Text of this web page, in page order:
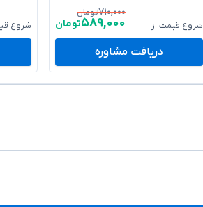
شروع قیمت از
۷۱۰,۰۰۰تومان
۵۸۹,۰۰۰تومان
دریافت مشاوره
شروع